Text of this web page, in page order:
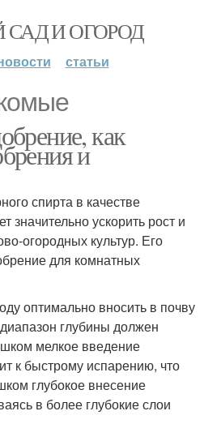
И ОГОРОД
статьи
как
и
спирта в качестве
значительно ускорить рост и
огородных культур. Его
для комнатных
оптимально вносить в почву
глубины должен
мелкое введение
к быстрому испарению, что
глубокое внесение
в более глубокие слои